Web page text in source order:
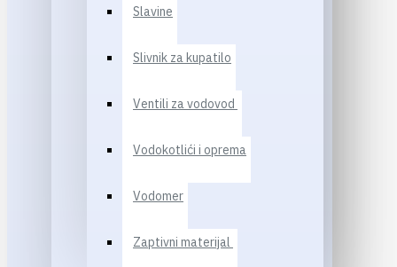
Slavine
Slivnik za kupatilo
Ventili za vodovod
Vodokotlići i oprema
Vodomer
Zaptivni materijal